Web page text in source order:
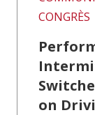
CONGRÈS
on